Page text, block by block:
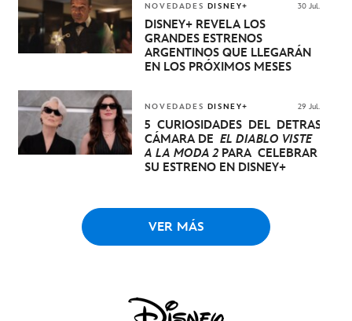
DE UN CACHORRO DE LEÓN
HASTA QUE SE CONVIERTE EN
REY
NOVEDADES DISNEY+ 30 Jul.
DISNEY+ REVELA LOS
GRANDES ESTRENOS
ARGENTINOS QUE LLEGARÁN
EN LOS PRÓXIMOS MESES
NOVEDADES DISNEY+ 29 Jul.
5 CURIOSIDADES DEL DETRÁS DE
CÁMARA DE EL DIABLO VISTE
A LA MODA 2PARA CELEBRAR
SU ESTRENO EN DISNEY+
VER MÁS